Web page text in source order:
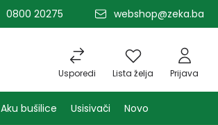
0800 20275 webshop@zeka.ba
Usporedi Lista želja Prijava
Aku bušilice Usisivači Novo